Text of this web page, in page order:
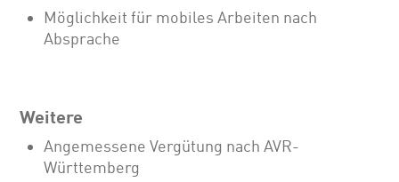
Möglichkeit für mobiles Arbeiten nach
Absprache
Weitere
Angemessene Vergütung nach AVR-
Württemberg